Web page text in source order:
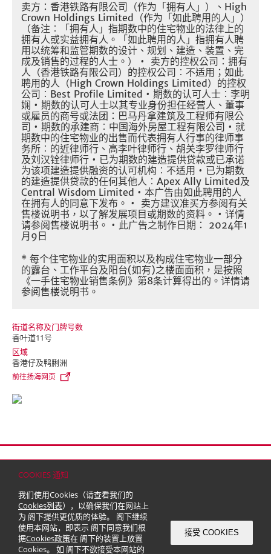
COOKIES 通知
我们使用Cookies（请查看我们的
Cookies列表），以确保我们在网站上
为 阁下提供更优质的体验。 阁下继续
使用本网站，即表示 阁下同意我们根
据Cookies政策在 阁下的装置上放置
Cookies。 如 阁下不欲接受本网站的
接受 COOKIES
卖方：香港铁路有限公司（作为「拥有人」）、 High
Crown Holdings Limited
（作为「如此聘用的人」）
（备注︰「拥有人」指期数中的住宅物业的法律上的
拥有人或实益拥有人。「如此聘用的人」指拥有人聘
用以统筹和监管期数的设计、规划、建造、装置、完
成及销售的过程的人士。）
• 卖方的控权公司：拥有
人（香港铁路有限公司）的控权公司︰不适用；如此
聘用的人（High Crown Holdings Limited ）的控权
公司︰ Best Profile Limited • 期数的认可人士︰李明
娴 • 期数的认可人士以其专业身份担任经营人、董事
或雇员的商号或法团：巴马丹拿建筑及工程师有限公
司 • 期数的承建商︰中国海外房屋工程有限公司 • 就
期数中的住宅物业的出售而代表拥有人行事的律师事
务所︰的近律师行、高李叶律师行、胡关李罗律师行
及刘汉铨律师行 • 已为期数的建造提供贷款或已承诺
为该项建造提供融资的认可机构︰不适用 • 已为期数
的建造提供贷款的任何其他人︰ Apex Ally Limited 及
Central Wisdom Limited • 本广告由如此聘用的人
在拥有人的同意下发布。 • 卖方建议准买方参阅有关
售楼说明书，以了解发展项目或期数的资料。 • 详情
请参阅售楼说明书。 • 此广告之制作日期： 2024年1
月 9 日
* 每个住宅物业的实用面积以及构成住宅物业一部分
的露台、工作平台及阳台(如有)之楼面面积，是按照
《一手住宅物业销售条例》第8条计算得出的。详情请
参阅售楼说明书。
街道名称及门牌号数
香叶道11号
区域
香港仔及鸭脷洲
前往扬海网页
© 2026 嘉里建设有限公司 (于百慕达注册成立之有限公司)